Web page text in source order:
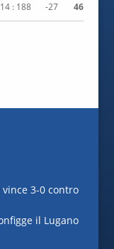
: 188 -27 46
vince 3-0 contro
il Lugano